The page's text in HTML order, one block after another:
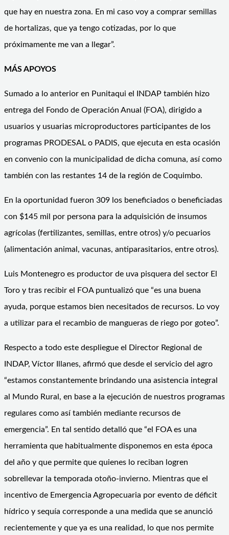
que hay en nuestra zona. En mi caso voy a comprar semillas
de hortalizas, que ya tengo cotizadas, por lo que
próximamente me van a llegar”.
MÁS APOYOS
Sumado a lo anterior en Punitaqui el INDAP también hizo
entrega del Fondo de Operación Anual (FOA), dirigido a
usuarios y usuarias microproductores participantes de los
programas PRODESAL o PADIS, que ejecuta en esta ocasión
en convenio con la municipalidad de dicha comuna, así como
también con las restantes 14 de la región de Coquimbo.
En la oportunidad fueron 309 los beneficiados o beneficiadas
con $145 mil por persona para la adquisición de insumos
agrícolas (fertilizantes, semillas, entre otros) y/o pecuarios
(alimentación animal, vacunas, antiparasitarios, entre otros).
Luis Montenegro es productor de uva pisquera del sector El
Toro y tras recibir el FOA puntualizó que “es una buena
ayuda, porque estamos bien necesitados de recursos. Lo voy
a utilizar para el recambio de mangueras de riego por goteo”.
Respecto a todo este despliegue el Director Regional de
INDAP, Víctor Illanes, afirmó que desde el servicio del agro
“estamos constantemente brindando una asistencia integral
al Mundo Rural, en base a la ejecución de nuestros programas
regulares como así también mediante recursos de
emergencia”. En tal sentido detalló que “el FOA es una
herramienta que habitualmente disponemos en esta época
del año y que permite que quienes lo reciban logren
sobrellevar la temporada otoño-invierno. Mientras que el
incentivo de Emergencia Agropecuaria por evento de déficit
hídrico y sequía corresponde a una medida que se anunció
recientemente y que ya es una realidad, lo que nos permite